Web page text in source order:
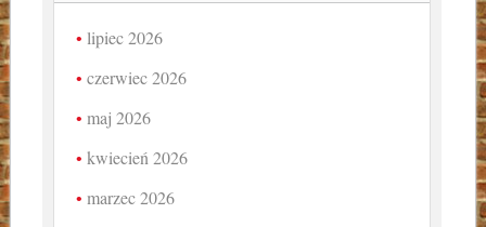
lipiec 2026
czerwiec 2026
maj 2026
kwiecień 2026
marzec 2026